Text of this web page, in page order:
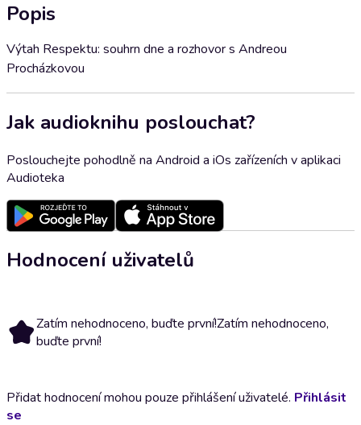
Popis
Výtah Respektu: souhrn dne a rozhovor s Andreou
Procházkovou
Jak audioknihu poslouchat?
Poslouchejte pohodlně na Android a iOs zařízeních v aplikaci
Audioteka
Hodnocení uživatelů
Zatím nehodnoceno, buďte první!Zatím nehodnoceno,
buďte první!
Přidat hodnocení mohou pouze přihlášení uživatelé. Přihlásit
se